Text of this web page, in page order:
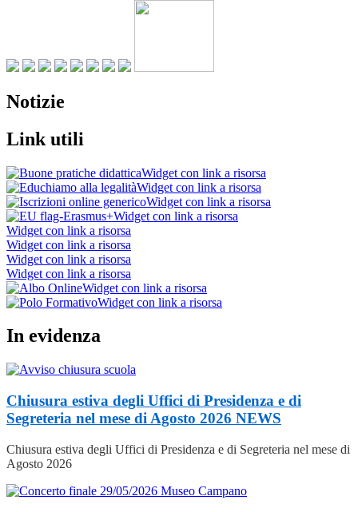
Notizie
Link utili
Widget con link a risorsa
Widget con link a risorsa
Widget con link a risorsa
Widget con link a risorsa
Widget con link a risorsa
Widget con link a risorsa
Widget con link a risorsa
Widget con link a risorsa
Widget con link a risorsa
Widget con link a risorsa
In evidenza
Chiusura estiva degli Uffici di Presidenza e di
Segreteria nel mese di Agosto 2026 NEWS
Chiusura estiva degli Uffici di Presidenza e di Segreteria nel mese di
Agosto 2026